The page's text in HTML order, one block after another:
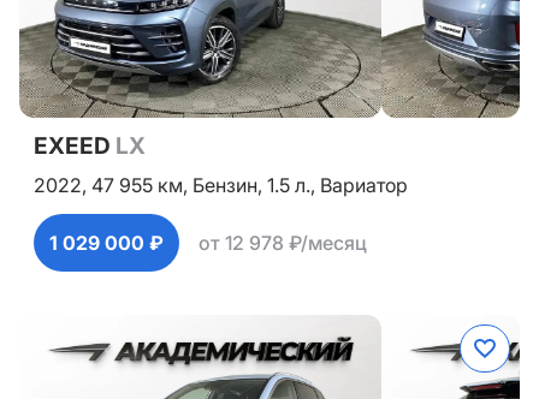
EXEED LX
2022, 47 955 км, Бензин, 1.5 л., Вариатор
1 029 000 ₽ от 12 978 ₽/месяц